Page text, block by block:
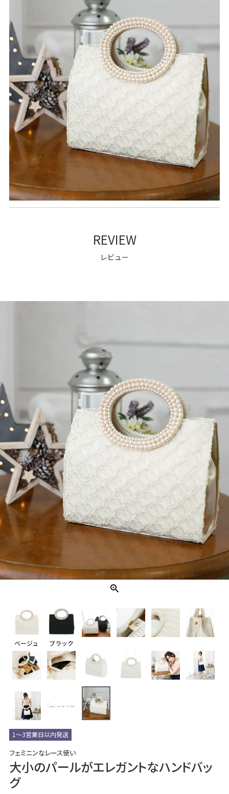
REVIEW
レビュー
ベージュ ブラック
1～3営業日以内発送
フェミニンなレース使い
大小のパールがエレガントなハンドバッ
グ